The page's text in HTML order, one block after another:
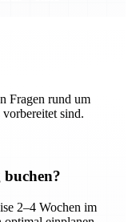
Fragen rund um
sind.
2–4 Wochen im